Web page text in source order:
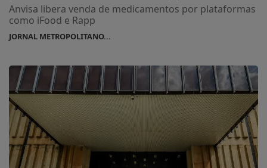
Anvisa libera venda de medicamentos por plataformas
como iFood e Rapp
JORNAL METROPOLITANO...